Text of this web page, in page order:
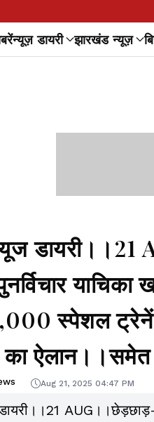
न्यूज़ डायरी झारखंड न्यूज़
डायरी।।21
स्पेशल
का
Aug 21, 2025 04:47 PM